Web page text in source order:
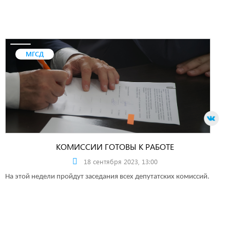
МГСД
КОМИССИИ ГОТОВЫ К РАБОТЕ
18 сентября 2023, 13:00
На этой недели пройдут заседания всех депутатских комиссий.